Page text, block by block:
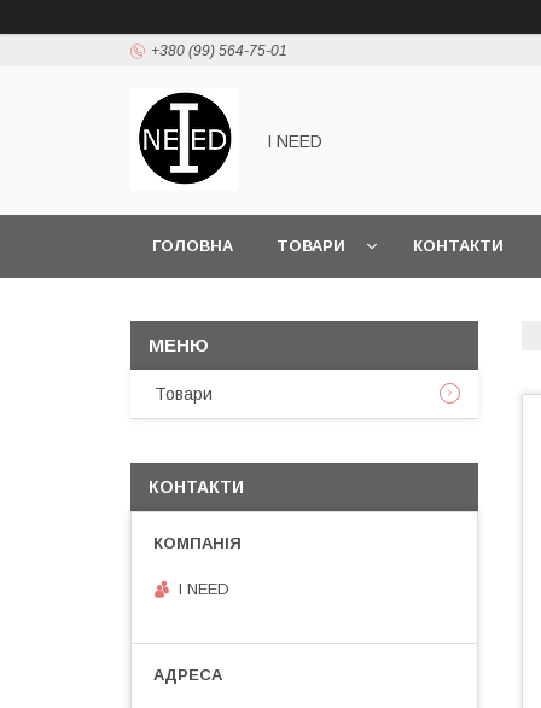
+380 (99) 564-75-01
I NEED
ГОЛОВНА ТОВАРИ КОНТАКТИ
Товари
КОНТАКТИ
I NEED